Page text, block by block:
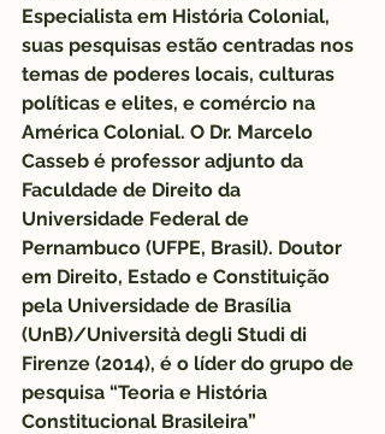
Especialista em História Colonial,
suas pesquisas estão centradas nos
temas de poderes locais, culturas
políticas e elites, e comércio na
América Colonial. O Dr. Marcelo
Casseb é professor adjunto da
Faculdade de Direito da
Universidade Federal de
Pernambuco (UFPE, Brasil). Doutor
em Direito, Estado e Constituição
pela Universidade de Brasília
(UnB)/Università degli Studi di
Firenze (2014), é o líder do grupo de
pesquisa “Teoria e História
Constitucional Brasileira”